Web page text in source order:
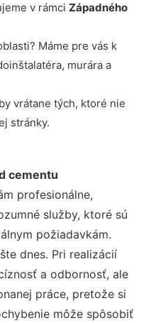
v rámci Západného
Máme pre vás k
murára a
vrátane tých, ktoré nie
stránky.
cementu
profesionálne,
služby, ktoré sú
požiadavkám.
dnes. Pri realizácií
a odbornosť, ale
práce, pretože si
môže spôsobiť